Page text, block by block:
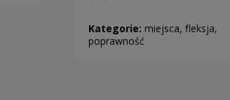
Kategorie: miejsca, fleksja,
poprawność